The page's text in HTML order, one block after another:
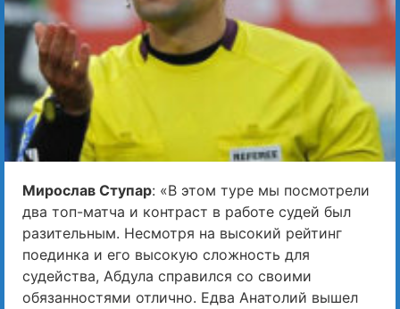
Мирослав Ступар: «В этом туре мы посмотрели
два топ-матча и контраст в работе судей был
разительным. Несмотря на высокий рейтинг
поединка и его высокую сложность для
судейства, Абдула справился со своими
обязанностями отлично. Едва Анатолий вышел